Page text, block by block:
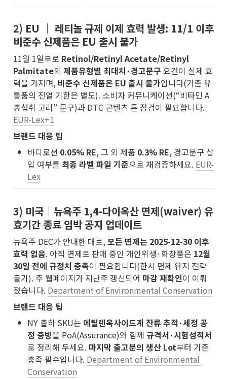
2) EU │ 레티놀 규제 이제 효력 발생: 11/1 이후
비준수 신제품은 EU 출시 불가
11월 1일부로 Retinol/Retinyl Acetate/Retinyl
Palmitate의 제품유형별 최대치·경고문구 요건이 실제 효
력을 가지며, 비준수 신제품은 EU 출시 불가입니다(기존 유
통품의 진열 기한은 별도). 소비자 커뮤니케이션(“비타민 A
EUR-Lex+1
브랜드 대응 팁
• 바디로션 0.05% RE, 그 외 제품 0.3% RE, 경고문구 삽
입 여부를 최종 라벨 파일 기준으로 재검증하세요. EUR-
Lex
3) 미국│뉴욕주 1,4-다이옥산 면제(waiver) 유
효기간 종료 임박 공지 업데이트
뉴욕주 DEC가 안내한 대로, 모든 면제는 2025-12-30 이후
효력 없음. 아직 면제로 판매 중인 개인위생·화장품은 12월
30일 전에 규정치 충족이 필요합니다(한시 면제 유지 전략
불가). 주 웹페이지가 지난주 갱신되어 마감 재확인이 이뤄
졌습니다. Department of Environmental Conservation
브랜드 대응 팁
• NY 출하 SKU는 에틸렌옥사이드계 잔류 추적·세정 공
정 증빙을 PoA(Assurance)와 함께 규격서·시험성적서
로 정리해 두세요. 마지막 출고분의 생산 Lot부터 기준
충족 필수입니다. Department of Environmental
Conservation